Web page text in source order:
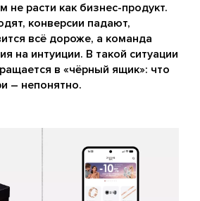
не расти как бизнес-продукт.
конверсии падают,
всё дороже, а команда
на интуиции. В такой ситуации
в «чёрный ящик»: что
– непонятно.